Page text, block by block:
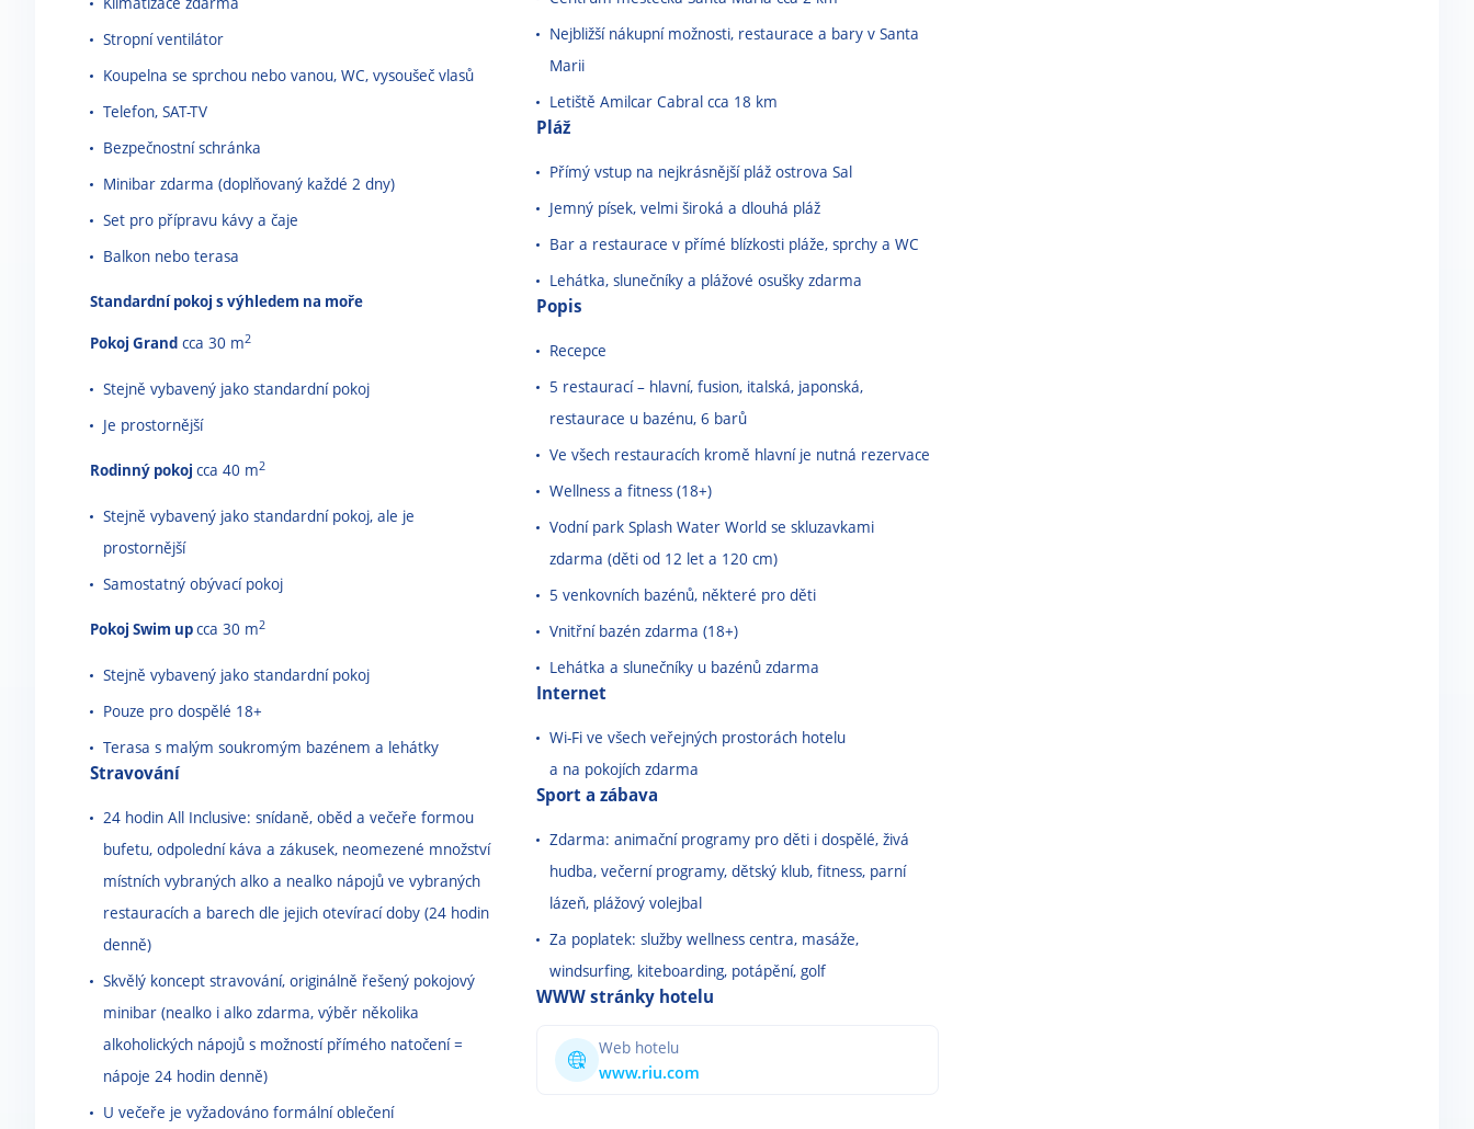
Stropní ventilátor
Koupelna se sprchou nebo vanou, WC, vysoušeč vlasů
Telefon, SAT-TV
Bezpečnostní schránka
Minibar zdarma (doplňovaný každé 2 dny)
Set pro přípravu kávy a čaje
Balkon nebo terasa
Standardní pokoj s výhledem na moře
Pokoj Grand cca 30 m2
Stejně vybavený jako standardní pokoj
Je prostornější
Rodinný pokoj cca 40 m2
Stejně vybavený jako standardní pokoj, ale je
prostornější
Samostatný obývací pokoj
Pokoj Swim upcca 30 m2
Stejně vybavený jako standardní pokoj
Pouze pro dospělé 18+
Terasa s malým soukromým bazénem a lehátky
Stravování
24 hodin All Inclusive: snídaně, oběd a večeře formou
bufetu, odpolední káva a zákusek, neomezené množství
místních vybraných alko a nealko nápojů ve vybraných
restauracích a barech dle jejich otevírací doby (24 hodin
denně)
Skvělý koncept stravování, originálně řešený pokojový
minibar (nealko i alko zdarma, výběr několika
alkoholických nápojů s možností přímého natočení =
nápoje 24 hodin denně)
U večeře je vyžadováno formální oblečení
Nejbližší nákupní možnosti, restaurace a bary v Santa
Marii
Letiště Amilcar Cabral cca 18 km
Pláž
Přímý vstup na nejkrásnější pláž ostrova Sal
Jemný písek, velmi široká a dlouhá pláž
Bar a restaurace v přímé blízkosti pláže, sprchy a WC
Lehátka, slunečníky a plážové osušky zdarma
Popis
Recepce
5 restaurací – hlavní, fusion, italská, japonská,
restaurace u bazénu, 6 barů
Ve všech restauracích kromě hlavní je nutná rezervace
Wellness a fitness (18+)
Vodní park Splash Water World se skluzavkami
zdarma (děti od 12 let a 120 cm)
5 venkovních bazénů, některé pro děti
Vnitřní bazén zdarma (18+)
Lehátka a slunečníky u bazénů zdarma
Internet
Wi-Fi ve všech veřejných prostorách hotelu
a na pokojích zdarma
Sport a zábava
Zdarma: animační programy pro děti i dospělé, živá
hudba, večerní programy, dětský klub, fitness, parní
lázeň, plážový volejbal
Za poplatek: služby wellness centra, masáže,
windsurfing, kiteboarding, potápění, golf
WWW stránky hotelu
Web hotelu
www.riu.com